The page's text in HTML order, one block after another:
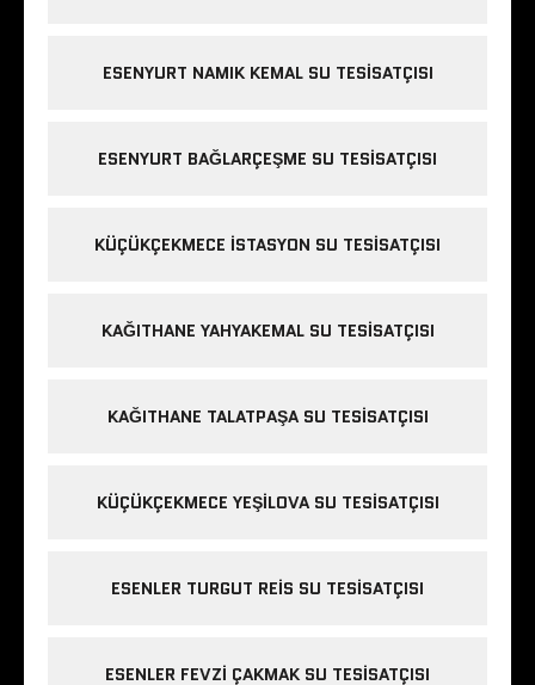
ESENYURT NAMIK KEMAL SU TESISATÇISI
ESENYURT BAĞLARÇEŞME SU TESISATÇISI
KÜÇÜKÇEKMECE ISTASYON SU TESISATÇISI
KAĞITHANE YAHYAKEMAL SU TESISATÇISI
KAĞITHANE TALATPAŞA SU TESISATÇISI
KÜÇÜKÇEKMECE YEŞILOVA SU TESISATÇISI
ESENLER TURGUT REIS SU TESISATÇISI
ESENLER FEVZI ÇAKMAK SU TESISATÇISI